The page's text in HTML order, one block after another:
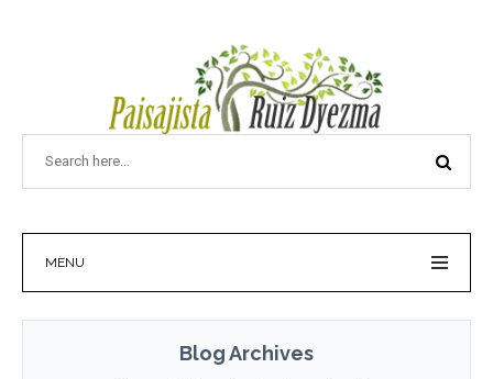
MENU
Blog Archives